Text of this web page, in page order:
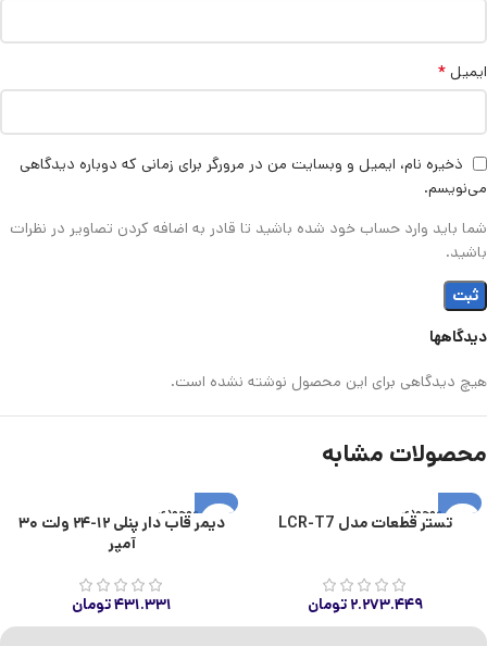
دیدگاهها
هیچ دیدگاهی برای این محصول نوشته نشده است.
ایمیل *
ذخیره نام، ایمیل و وبسایت من در مرورگر برای زمانی که دوباره دیدگاهی
می‌نویسم.
شما باید وارد حساب خود شده باشید تا قادر به اضافه کردن تصاویر در نظرات
باشید.
محصولات مشابه
اتمام موجودی
تستر قطعات مدل LCR-T7
۲.۲۷۳.۴۴۹ تومان
اتمام موجودی
دیمر قاب دار پنلی ۱۲-۲۴ ولت ۳۰
آمپر
۴۳۱.۳۳۱تومان